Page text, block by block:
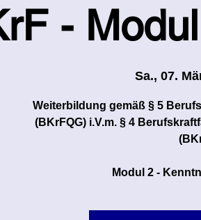
-
Sa., 07.
Weiterbildung gemäß § 5
(BKrFQG) i.V.m. § 4
Modul 2 -